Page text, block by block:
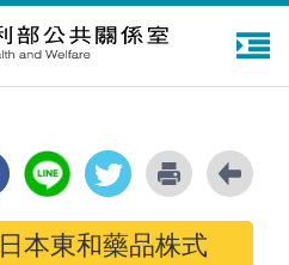
本東和藥品株式